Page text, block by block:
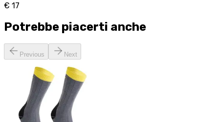
€ 17
Potrebbe piacerti anche
Previous Next